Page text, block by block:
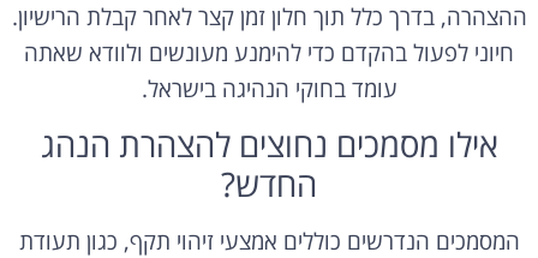
ההצהרה, בדרך כלל תוך חלון זמן קצר לאחר קבלת הרישיון.
חיוני לפעול בהקדם כדי להימנע מעונשים ולוודא שאתה
עומד בחוקי הנהיגה בישראל.
אילו מסמכים נחוצים להצהרת הנהג
החדש?
המסמכים הנדרשים כוללים אמצעי זיהוי תקף, כגון תעודת